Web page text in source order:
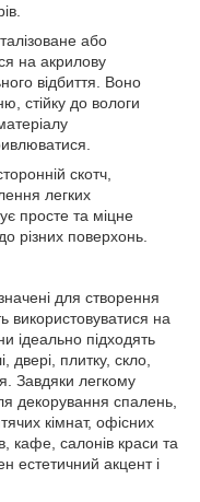
або
на акрилову
відбиття. Воно
стійку до вологи
скотч,
легких
просте та міцне
різних поверхонь.
для створення
використовуватися на
ідеально підходять
двері, плитку, скло,
Завдяки легкому
декорування спалень,
кімнат, офісних
кафе, салонів краси та
естетичний акцент і